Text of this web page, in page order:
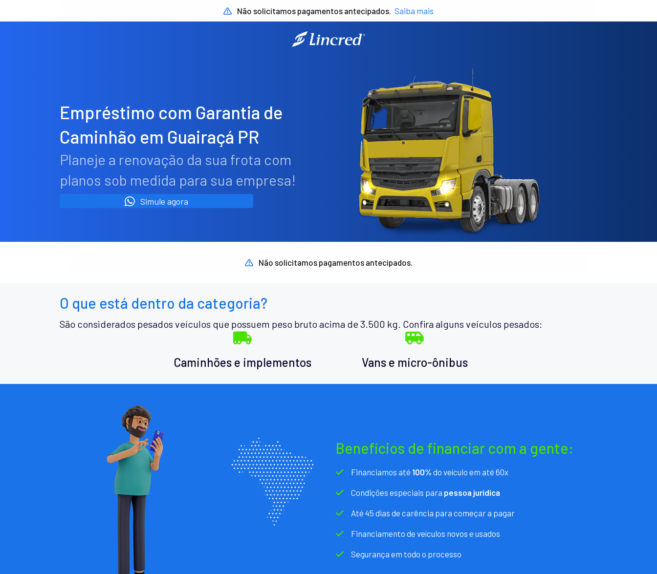
Não solicitamos pagamentos antecipados. Saiba mais
Empréstimo com Garantia de
Caminhão em Guairaçá PR
Planeje a renovação da sua frota com
planos sob medida para sua empresa!
Simule agora
Não solicitamos pagamentos antecipados.
O que está dentro da categoria?
São considerados pesados veículos que possuem peso bruto acima de 3.500 kg. Confira alguns veículos pesados:
Caminhões e implementos Vans e micro-ônibus
Benefícios de financiar com a gente:
Financiamos até 100% do veículo em até 60x
Condições especiais para pessoa jurídica
Até 45 dias de carência para começar a pagar
Financiamento de veículos novos e usados
Segurança em todo o processo